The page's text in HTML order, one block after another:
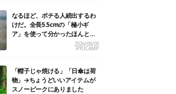
なるほど、ポチる人続出するわ
けだ。全長5.5cmの「極小ギ
ア」を使って分かったほんとの
2026/08/05
RYUCAMP
「帽子じゃ焼ける」「日傘は荷
物」→ちょうどいいアイテムが
スノーピークにありました